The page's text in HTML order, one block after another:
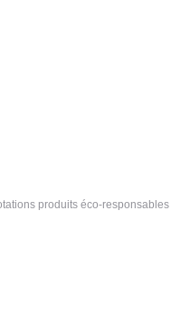
produits éco-responsables